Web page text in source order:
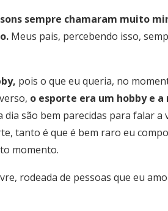
sempre chamaram muito
Meus pais, percebendo isso,
pois o que eu queria, no
o esporte era um hobby e a
dia são bem parecidas para falar a
tanto é que é bem raro eu
momento.
rodeada de pessoas que eu